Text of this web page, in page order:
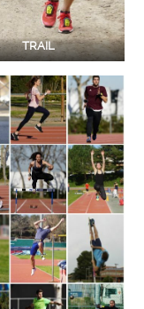
TRAIL